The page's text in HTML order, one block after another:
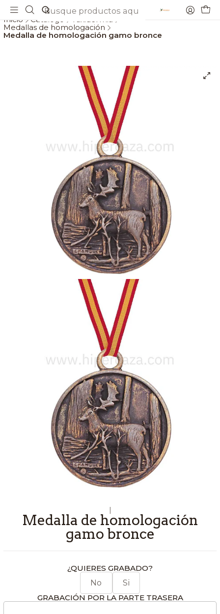
Inicio Catálogo
Medallas de homologación
Medalla de homologación gamo bronce
|
Medalla de homologación
gamo bronce
¿QUIERES GRABADO?
No Si
GRABACIÓN POR LA PARTE TRASERA